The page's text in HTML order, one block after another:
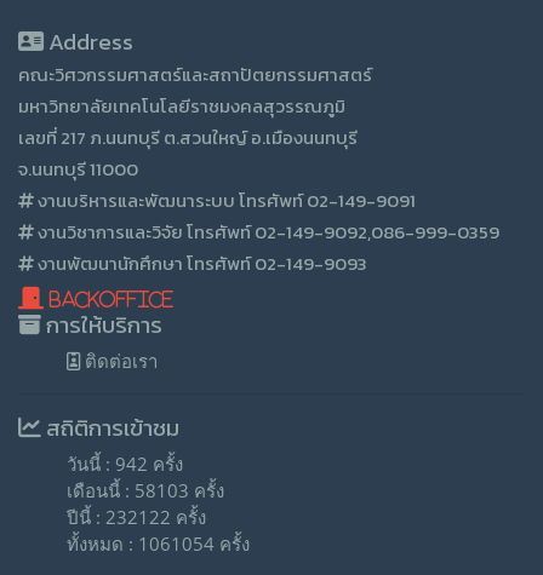
Address
คณะวิศวกรรมศาสตร์และสถาปัตยกรรมศาสตร์
มหาวิทยาลัยเทคโนโลยีราชมงคลสุวรรณภูมิ
เลขที่ 217 ภ.นนทบุรี ต.สวนใหญ์ อ.เมืองนนทบุรี
จ.นนทบุรี 11000
งานบริหารและพัฒนาระบบ โทรศัพท์ 02-149-9091
งานวิชาการและวิจัย โทรศัพท์ 02-149-9092,086-999-0359
งานพัฒนานักศึกษา โทรศัพท์ 02-149-9093
BackOffice
การให้บริการ
ติดต่อเรา
สถิติการเข้าชม
วันนี้ : 942 ครั้ง
เดือนนี้ : 58103 ครั้ง
ปีนี้ : 232122 ครั้ง
ทั้งหมด : 1061054 ครั้ง